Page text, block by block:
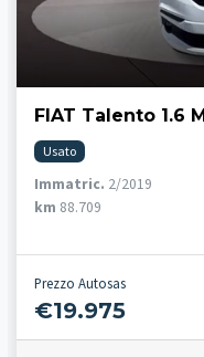
FIAT Talento 1.6
Usato
Immatric. 2/2019
km 88.709
Prezzo Autosas
€19.975